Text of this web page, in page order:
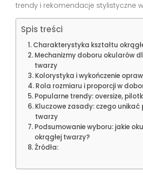
trendy i rekomendacje stylistyczne
Spis treści
Charakterystyka kształtu
Mechanizmy doboru okularów
twarzy
Kolorystyka i wykończenie
Rola rozmiaru i proporcji w
Popularne trendy: oversize,
Kluczowe zasady: czego unikać
twarzy
Podsumowanie wyboru: jakie
okrągłej twarzy?
Źródła: